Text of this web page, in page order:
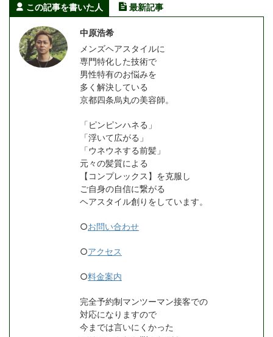
この記事を書いた人 最新記事
中原浩希
メンズヘアスタイルに
専門特化した技術で
男性特有のお悩みを
多く解決している
京都四条烏丸の美容師。
「ピンピンハネる」
「浮いて広がる」
「ウネウネする前髪」
元々の髪質による
【コンプレックス】を克服し
ご自身の自信に繋がる
ヘアスタイル創りをしています。
○お問い合わせ
○アクセス
○料金案内
完全予約制マンツーマン接客での
対応になりますので
今までは言いにくかった